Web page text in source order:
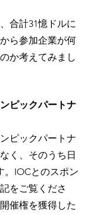
合計31憶ドルに
ら参加企業が何
か考えてみまし
ピックパートナ
ピックパートナ
く、そのうち日
。IOCとのスポン
をご覧くださ
催権を獲得した